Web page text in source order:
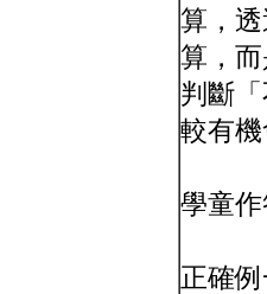
算，
算，
判斷
較有機
學童
正確